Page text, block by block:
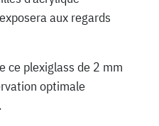
aux regards
ce plexiglass de 2 mm
optimale